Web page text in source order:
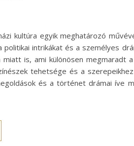
kultúra egyik meghatározó
intrikákat és a személyes
is, ami különösen megmaradt
tehetsége és a
és a történet drámai íve